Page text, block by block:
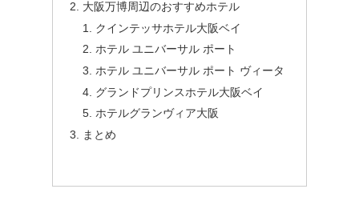
大阪万博周辺のおすすめホテル
クインテッサホテル大阪ベイ
ホテル ユニバーサル ポート
ホテル ユニバーサル ポート ヴィータ
グランドプリンスホテル大阪ベイ
ホテルグランヴィア大阪
まとめ